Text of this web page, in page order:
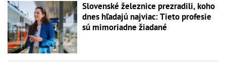
Slovenské železnice prezradili, koho
dnes hľadajú najviac: Tieto profesie
sú mimoriadne žiadané